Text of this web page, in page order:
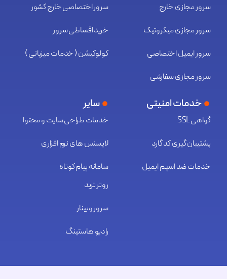
سرور مجازی خارج
سرور مجازی میکروتیک
سرور ایمیل اختصاصی
سرور مجازی سفارشی
سرور اختصاصی خارج کشور
خرید اقساطی سرور
کولوکیشن ( خدمات میزبانی )
خدمات امنیتی
گواهی SSL
پشتیبان گیری کد گارد
خدمات ضد اسپم ایمیل
سایر
خدمات طراحی سایت و محتوا
لایسنس های نرم افزاری
سامانه پیام کوتاه
روتر ترید
سرور وبینار
رادیو هاستینگ